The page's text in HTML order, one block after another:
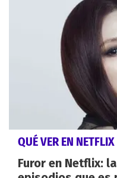
QUÉ VER EN NETFLIX
Furor en Netflix: